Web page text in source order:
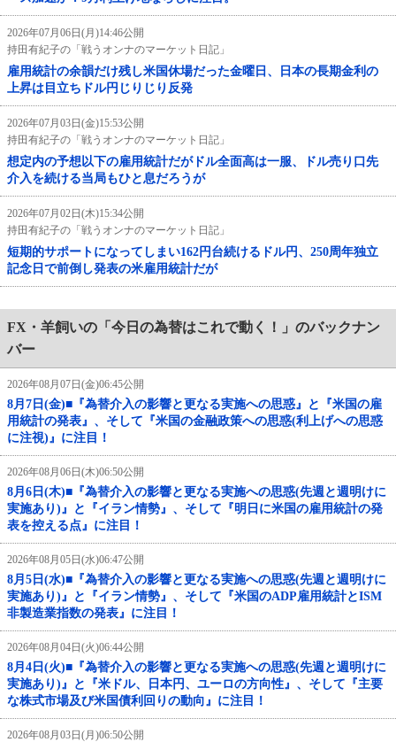
2026年07月06日(月)14:46公開
持田有紀子の「戦うオンナのマーケット日記」
雇用統計の余韻だけ残し米国休場だった金曜日、日本の長期金利の
上昇は目立ちドル円じりじり反発
2026年07月03日(金)15:53公開
持田有紀子の「戦うオンナのマーケット日記」
想定内の予想以下の雇用統計だがドル全面高は一服、ドル売り口先
介入を続ける当局もひと息だろうが
2026年07月02日(木)15:34公開
持田有紀子の「戦うオンナのマーケット日記」
短期的サポートになってしまい162円台続けるドル円、250周年独立
記念日で前倒し発表の米雇用統計だが
FX・羊飼いの「今日の為替はこれで動く！」のバックナン
バー
2026年08月07日(金)06:45公開
8月7日(金)■『為替介入の影響と更なる実施への思惑』と『米国の雇
用統計の発表』、そして『米国の金融政策への思惑(利上げへの思惑
に注視)』に注目！
2026年08月06日(木)06:50公開
8月6日(木)■『為替介入の影響と更なる実施への思惑(先週と週明けに
実施あり)』と『イラン情勢』、そして『明日に米国の雇用統計の発
表を控える点』に注目！
2026年08月05日(水)06:47公開
8月5日(水)■『為替介入の影響と更なる実施への思惑(先週と週明けに
実施あり)』と『イラン情勢』、そして『米国のADP雇用統計とISM
非製造業指数の発表』に注目！
2026年08月04日(火)06:44公開
8月4日(火)■『為替介入の影響と更なる実施への思惑(先週と週明けに
実施あり)』と『米ドル、日本円、ユーロの方向性』、そして『主要
な株式市場及び米国債利回りの動向』に注目！
2026年08月03日(月)06:50公開